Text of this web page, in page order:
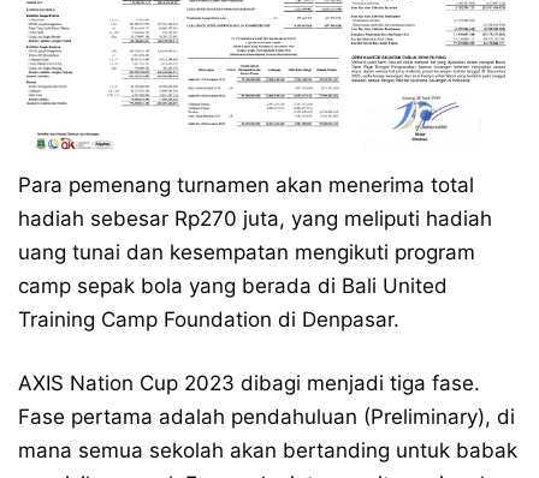
Para pemenang turnamen akan menerima total
hadiah sebesar Rp270 juta, yang meliputi hadiah
uang tunai dan kesempatan mengikuti program
camp sepak bola yang berada di Bali United
Training Camp Foundation di Denpasar.
AXIS Nation Cup 2023 dibagi menjadi tiga fase.
Fase pertama adalah pendahuluan (Preliminary), di
mana semua sekolah akan bertanding untuk babak